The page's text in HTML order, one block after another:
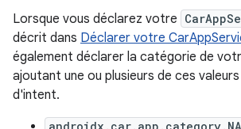
Lorsque vous déclarez votre
décrit dans Déclarer votre
également déclarer la catégorie de
ajoutant une ou plusieurs de ces
d'intent.